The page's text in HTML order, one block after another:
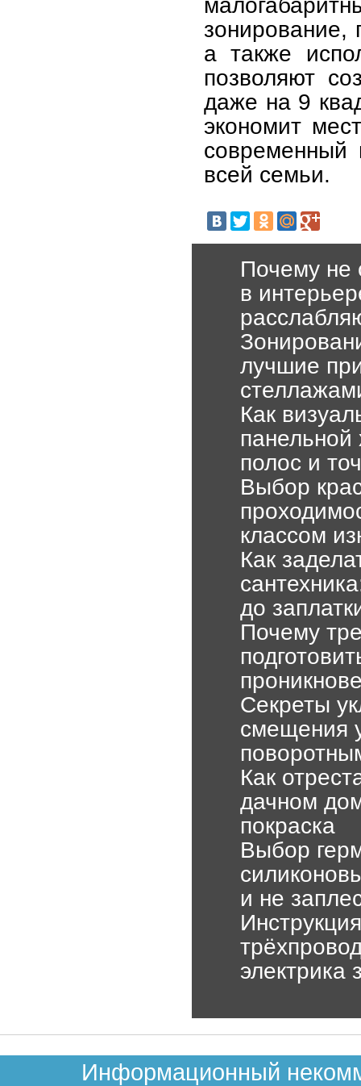
зонирование,
а также
позволяют
даже на 9
экономит
всей семьи.
Почему не
в
лучшие
Как
полос и
Выбор
классом
Как
до
Почему
Секреты
смещения
Как
дачном
покраска
Выбор
и не
электрика
Информационный